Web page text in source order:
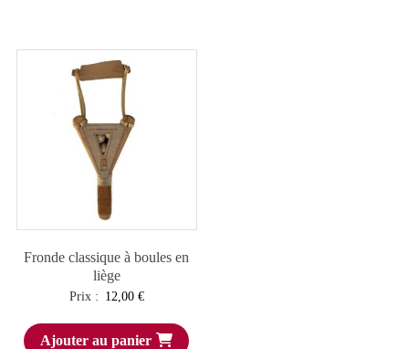
Fronde classique à boules en
liège
Prix : 12,00 €
Ajouter au panier